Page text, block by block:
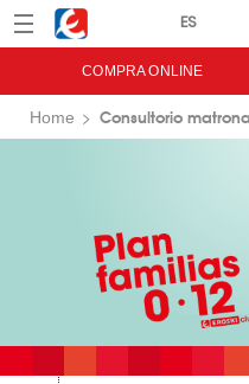
Menú Eroski
COMPRA ONLINE
Home Consultorio matrona